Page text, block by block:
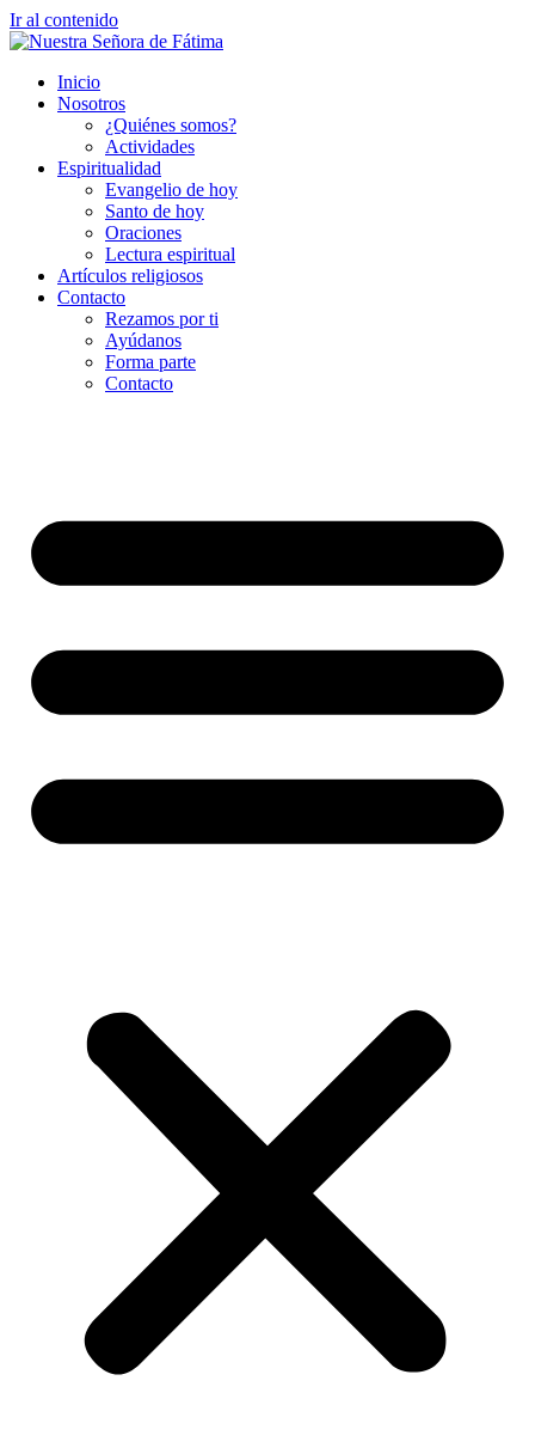
Ir al contenido
Inicio
Nosotros
¿Quiénes somos?
Actividades
Espiritualidad
Evangelio de hoy
Santo de hoy
Oraciones
Lectura espiritual
Artículos religiosos
Contacto
Rezamos por ti
Ayúdanos
Forma parte
Contacto